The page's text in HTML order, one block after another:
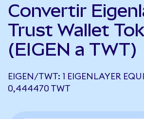
Convertir
Trust Wallet
(EIGEN a TWT)
EIGEN/TWT: 1 EIGENLAYER
0,444470 TWT